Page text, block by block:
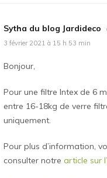
Sytha du blog Jardideco
3 février 2021 à 15 h 53 min
Bonjour,
Pour une filtre Intex de 6
entre 16-18kg de verre
uniquement.
Pour plus d’information,
consulter notre article sur